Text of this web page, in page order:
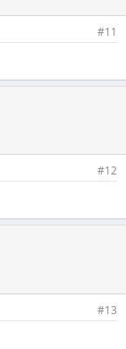
#11
#12
#13